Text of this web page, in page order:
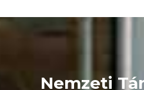
Nemzeti